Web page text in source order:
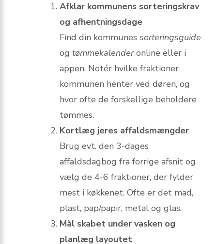
Afklar kommunens sorteringskrav
og afhentningsdage
Find din kommunes sorteringsguide
og tømme­kalenderonline eller i
appen. Notér hvilke fraktioner
kommunen henter ved døren, og
hvor ofte de forskellige beholdere
tømmes.
Kortlæg jeres affaldsmængder
Brug evt. den 3-dages
affaldsdagbog fra forrige afsnit og
vælg de 4-6 fraktioner, der fylder
mest i køkkenet. Ofte er det mad,
plast, pap/papir, metal og glas.
Mål skabet under vasken og
planlæg layoutet